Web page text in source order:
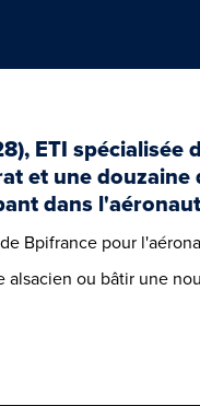
ETI
et une
dans
Bpifrance pour
ou bâtir une